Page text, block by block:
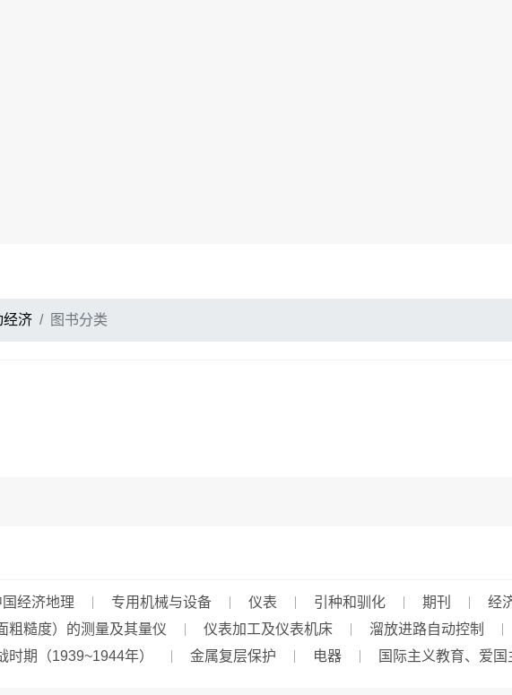
经济 图书分类
国经济地理 专用机械与设备 仪表 引种和驯化 期刊
经
粗糙度）的测量及其量仪 仪表加工及仪表机床
溜放进路自动控制
时期（1939~1944年） 金属复层保护 电器 国际主义教育、爱国